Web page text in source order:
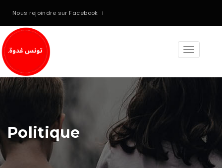
Nous rejoindre sur Facebook
Toggle
Politique